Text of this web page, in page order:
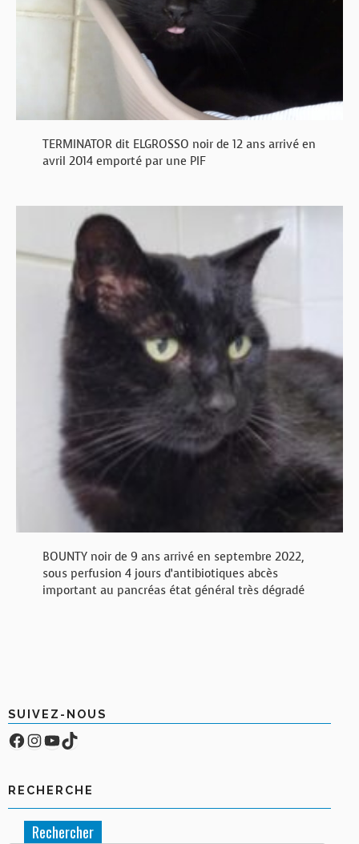
TERMINATOR dit ELGROSSO noir de 12 ans arrivé en
avril 2014 emporté par une PIF
BOUNTY noir de 9 ans arrivé en septembre 2022,
sous perfusion 4 jours d’antibiotiques abcès
important au pancréas état général très dégradé
SUIVEZ-NOUS
Facebook
Compte Instagram
YouTube
TikTok
RECHERCHE
Rechercher :